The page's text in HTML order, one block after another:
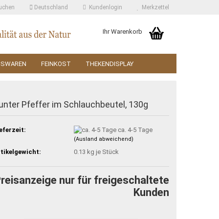
Deutschland Kundenlogin Merkzettel
Ihr Warenkorb
FEINKOST THEKENDISPLAY
Pfeffer im Schlauchbeutel, 130g
ca. 4-5 Tage
(Ausland abweichend)
0.13 kg je Stück
nur für freigeschaltete
Kunden